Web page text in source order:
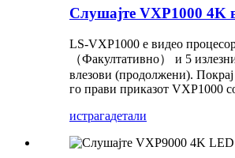
Слушајте VXP1000 4K
LS-VXP1000 е видео
（Факултативно） и 5
влезови (продолжени).
го прави приказот VXP1000
истрагадетали